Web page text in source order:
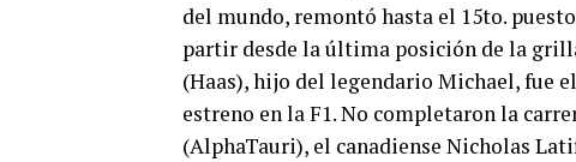
del mundo, remontó hasta el 15to.
partir desde la última posición de la
(Haas), hijo del legendario Michael, fue
estreno en la F1. No completaron la
(AlphaTauri), el canadiense Nicholas